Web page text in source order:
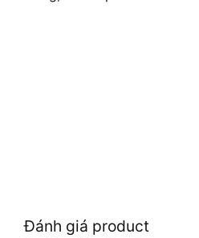
Đánh giá product